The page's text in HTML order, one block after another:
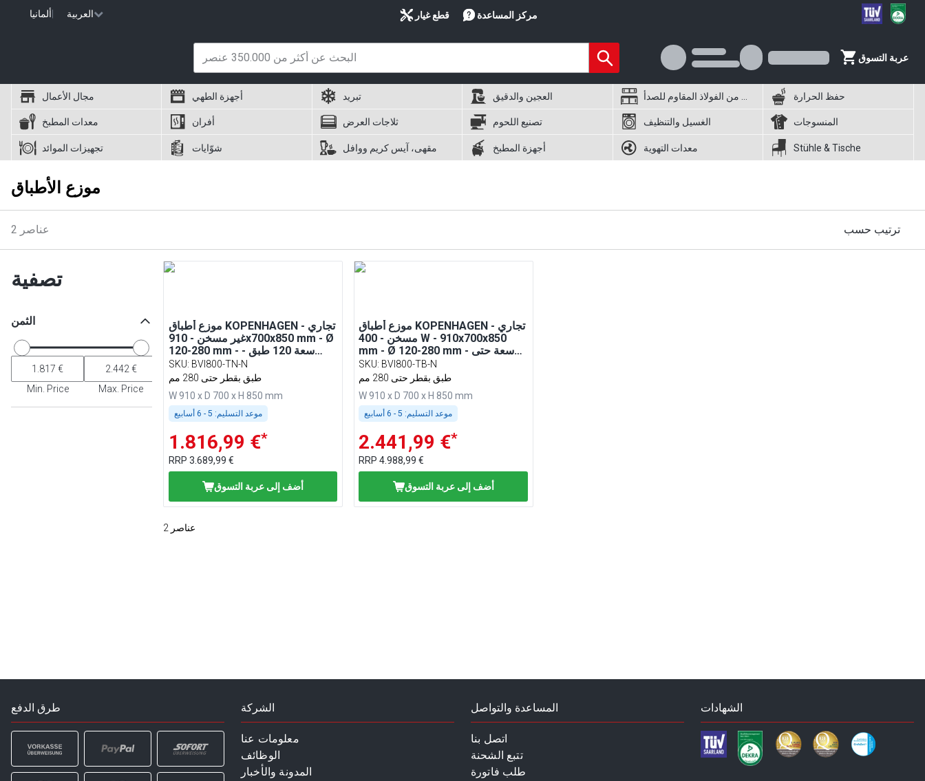
ألمانيا العربية قطع غيار مركز المساعدة
عربة التسوق
مجال الأعمال أجهزة الطهي تبريد العجين والدقيق حفظ الحرارة
معدات المطبخ أفران ثلاجات العرض تصنيع اللحوم الغسيل والتنظيف المنسوجات
تجهيزات الموائد شوّايات مقهى، آيس كريم ووافل أجهزة المطبخ معدات التهوية Stühle & Tische
موزع الأطباق
2 عناصر ترتيب حسب
تصفية
الثمن
Min. Price Max. Price
موزع أطباق KOPENHAGEN تجاري -
غير مسخن - 910x700x850 mm - Ø
120-280 mm - سعة 120 طبق -
ستانلس ستيل (AISI 304)
SKU: BVI800-TN-N
طبق بقطر حتى 280 مم
W 910 x D 700 x H 850 mm
موعد التسليم:
1.816,99 €*
RRP 3.689,99 €
أضف إلى عربة التسوق
موزع أطباق KOPENHAGEN تجاري -
مسخن - 400 W - 910x700x850
mm - Ø 120-280 mm - سعة حتى
SKU: BVI800-TB-N
طبق بقطر حتى 280 مم
W 910 x D 700 x H 850 mm
موعد التسليم:
2.441,99 €*
RRP4.988,99 €
أضف إلى عربة التسوق
2 عناصر
طرق الدفع الشركة
معلومات عنا
الوظائف
المدونة والأخبار
المساعدة والتواصل
اتصل بنا
تتبع الشحنة
طلب فاتورة
الشهادات